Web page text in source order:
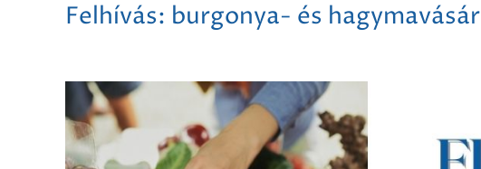
Felhívás: burgonya- és hagymavásár